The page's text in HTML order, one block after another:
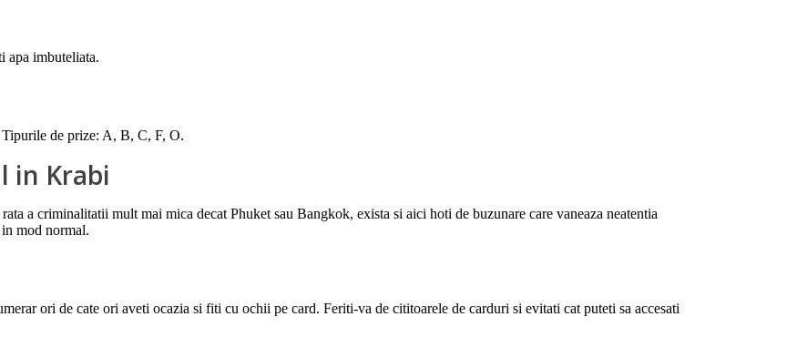
apa imbuteliata.
Tipurile de prize: A, B, C, F, O.
in Krabi
a criminalitatii mult mai mica decat Phuket sau Bangkok, exista si aici hoti de buzunare care vaneaza neatentia
mod normal.
ori de cate ori aveti ocazia si fiti cu ochii pe card. Feriti-va de cititoarele de carduri si evitati cat puteti sa accesati